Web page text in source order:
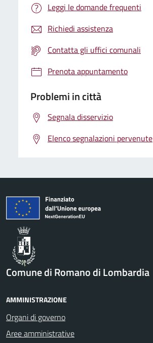
Leggi le domande frequenti
Richiedi assistenza
Contatta gli uffici comunali
Prenota appuntamento
Problemi in città
Segnala disservizio
Elenco segnalazioni pervenute
Comune di Romano di Lombardia
AMMINISTRAZIONE
Organi di governo
Aree amministrative